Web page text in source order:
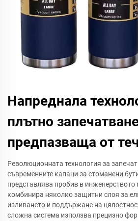
Напреднала
плътно
предпазваща от
Революционната технология за
съвременните капаци за стоманени
представлява пробив в инженерството
комбинира няколко защитни слоя за
изливането и поддържане на
сложна система използва прецизно